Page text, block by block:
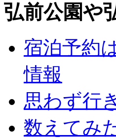
弘前公園や
宿泊予約
情報
思わず行
数えてみ